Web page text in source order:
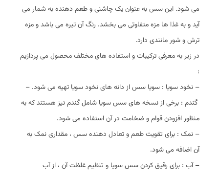
می ‌شود. این سس به عنوان یک چاشنی و طعم‌ دهنده به شمار می
آید و به غذا ها مزه متفاوتی می ‌بخشد. رنگ آن تیره می باشد و مزه
ترش و شور مانندی دارد.
در زیر به معرفی ترکیبات و استفاده ‌های مختلف محصول می‌ پردازیم
:
– نخود سویا : سویا سس از دانه‌ های نخود سویا تهیه می‌ شود. –
گندم : برخی از نسخه‌ های سس سویا شامل گندم نیز هستند که به
منظور افزودن قوام و ضخامت در آن استفاده می‌ شود.
– نمک : برای تقویت طعم و تعادل دهنده سس ، مقداری نمک به
آن اضافه می ‌شود.
– آب : برای رقیق کردن سس سویا و تنظیم غلظت آن ، از آب